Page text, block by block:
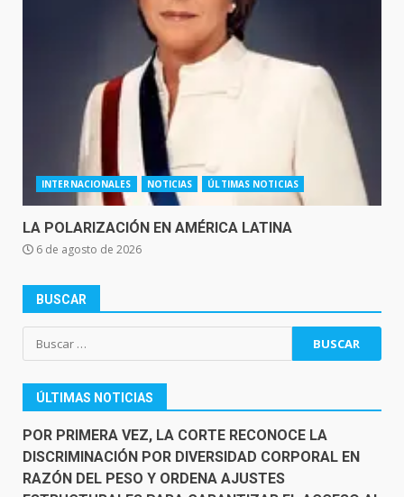
INTERNACIONALES NOTICIAS ÚLTIMAS NOTICIAS
LA POLARIZACIÓN EN AMÉRICA LATINA
6 de agosto de 2026
BUSCAR
Buscar:
ÚLTIMAS NOTICIAS
POR PRIMERA VEZ, LA CORTE RECONOCE LA
DISCRIMINACIÓN POR DIVERSIDAD CORPORAL EN
RAZÓN DEL PESO Y ORDENA AJUSTES